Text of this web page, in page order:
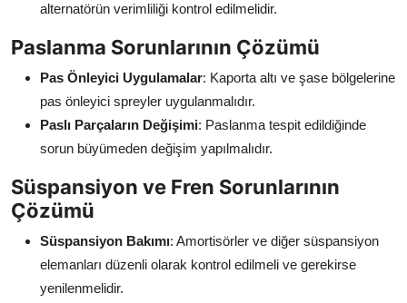
alternatörün verimliliği kontrol edilmelidir.
Paslanma Sorunlarının Çözümü
Pas Önleyici Uygulamalar: Kaporta altı ve şase bölgelerine
pas önleyici spreyler uygulanmalıdır.
Paslı Parçaların Değişimi: Paslanma tespit edildiğinde
sorun büyümeden değişim yapılmalıdır.
Süspansiyon ve Fren Sorunlarının
Çözümü
Süspansiyon Bakımı: Amortisörler ve diğer süspansiyon
elemanları düzenli olarak kontrol edilmeli ve gerekirse
yenilenmelidir.